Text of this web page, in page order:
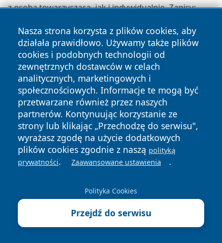
z osobą towarzyszącą, jak i indywidualnie. Zapisy:
numerem (16) 677 51-17.
Stołówka
Zestawy obiadowe zamawia się telefonicznie pod
numerami 16 677 50 80 lub 16 677 50 79 w
godzinach od 8.00 do 9.00, od poniedziałku do piątku.
Odbiór obiadów: 12:00 14:30.
Ceny: zestaw obiadowy 23 zł, zupa 7,50 zł, pizza
Margherita 18 zł.
Udostępnienie dokumentacji medycznej
Pacjent ma prawo do wglądu w dokumentację
pielęgniarki na oddziale). Po wypisie — wniosek do
Archiwum Medycznego o wydanie kopii
dokumentacji, wysyłkę pocztową lub elektroniczną.
Nasza strona korzysta z plików cookies, aby
działała prawidłowo. Używamy także plików
cookies i podobnych technologii od
zewnętrznych dostawców w celach
analitycznych, marketingowych i
społecznościowych. Informacje te mogą być
przetwarzane również przez naszych
partnerów. Kontynuując korzystanie ze
strony lub klikając „Przechodzę do serwisu",
wyrażasz zgodę na użycie dodatkowych
plików cookies zgodnie z naszą polityką
prywatności. Zaawansowane ustawienia .
Polityka Cookies
Przejdź do serwisu